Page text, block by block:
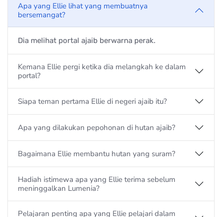
Apa yang Ellie lihat yang membuatnya
bersemangat?
Dia melihat portal ajaib berwarna perak.
Kemana Ellie pergi ketika dia melangkah ke dalam
portal?
Siapa teman pertama Ellie di negeri ajaib itu?
Apa yang dilakukan pepohonan di hutan ajaib?
Bagaimana Ellie membantu hutan yang suram?
Hadiah istimewa apa yang Ellie terima sebelum
meninggalkan Lumenia?
Pelajaran penting apa yang Ellie pelajari dalam